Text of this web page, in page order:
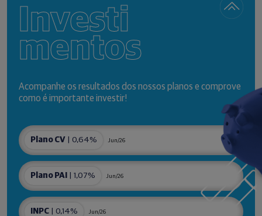
Investi
mentos
Acompanhe os resultados dos nossos planos e comprove
como é importante investir!
Plano CV | 0,64% Jun/26
Plano PAI | 1,07% Jun/26
INPC | 0,14% Jun/26